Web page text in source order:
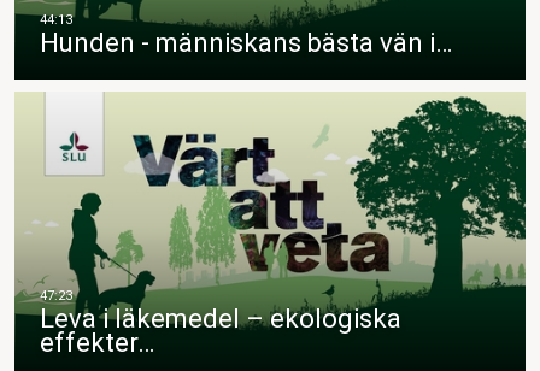
Hunden - människans bästa vän i…
Leva i läkemedel – ekologiska
effekter…